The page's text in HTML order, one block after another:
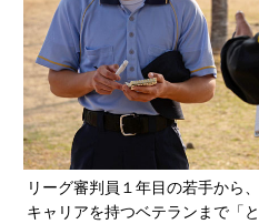
リーグ審判員１年目の若手から
キャリアを持つベテランまで「